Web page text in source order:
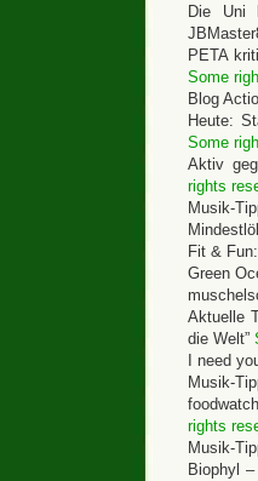
Die Uni
PETA
Some
Blog
Heute:
Some
Aktiv
rights
Musik-
Fit &
Green
Aktuelle
die Welt”
I need
Musik-
rights
Musik-
Biophyl